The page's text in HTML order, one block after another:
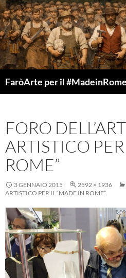
Vai
al
contenuto
FaròArte per il #MadeinRome
FORO
ARTISTICO
ROME”
3 GENNAIO 2015 2592 × 1936
ARTISTICO PER IL “MADE IN ROME”